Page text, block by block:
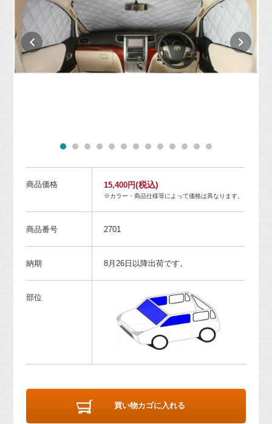
商品価格 15,400円(税込)
※カラー・商品仕様等によって価格は異なります。
商品番号 2701
納期 8月26日以降出荷です。
部位
買い物カゴに入れる